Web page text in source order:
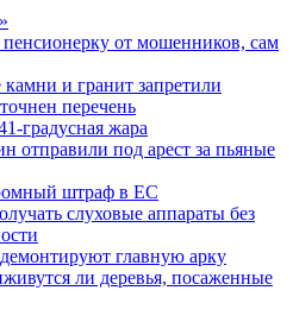
от мошенников, сам
и гранит запретили
перечень
градусная жара
отправили под арест за пьяные
штраф в ЕС
слуховые аппараты без
главную арку
ли деревья, посаженные